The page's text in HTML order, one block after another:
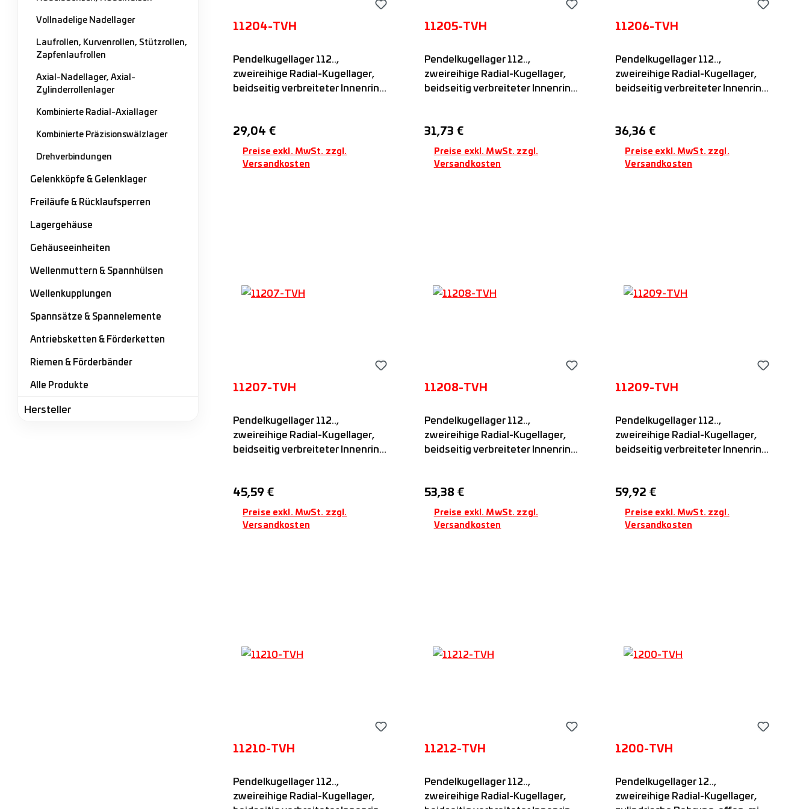
Vollnadelige Nadellager
Laufrollen, Kurvenrollen, Stützrollen,
Zapfenlaufrollen
Axial-Nadellager, Axial-
Zylinderrollenlager
Kombinierte Radial-Axiallager
Kombinierte Präzisionswälzlager
Drehverbindungen
Gelenkköpfe & Gelenklager
Freiläufe & Rücklaufsperren
Lagergehäuse
Gehäuseeinheiten
Wellenmuttern & Spannhülsen
Wellenkupplungen
Spannsätze & Spannelemente
Antriebsketten & Förderketten
Riemen & Förderbänder
Alle Produkte
Hersteller
11204-TVH
Pendelkugellager 112..,
zweireihige Radial-Kugellager,
beidseitig verbreiteter Innenring
axialer Richtung, offen, mit
Kunststoffkäfig, FAG
Regulärer Preis:
29,04 €
Preise exkl. MwSt. zzgl.
Versandkosten
11205-TVH
Pendelkugellager 112..,
zweireihige Radial-Kugellager,
beidseitig verbreiteter Innenring
axialer Richtung, offen, mit
Kunststoffkäfig, FAG
Regulärer Preis:
31,73 €
Preise exkl. MwSt. zzgl.
Versandkosten
11206-TVH
Pendelkugellager 112..,
zweireihige Radial-Kugellager,
beidseitig verbreiteter Innenring
axialer Richtung, offen, mit
Kunststoffkäfig, FAG
Regulärer Preis:
36,36 €
Preise exkl. MwSt. zzgl.
Versandkosten
11207-TVH
Pendelkugellager 112..,
zweireihige Radial-Kugellager,
beidseitig verbreiteter Innenring
axialer Richtung, offen, mit
Kunststoffkäfig, FAG
Regulärer Preis:
45,59 €
Preise exkl. MwSt. zzgl.
Versandkosten
11208-TVH
Pendelkugellager 112..,
zweireihige Radial-Kugellager,
beidseitig verbreiteter Innenring
axialer Richtung, offen, mit
Kunststoffkäfig, FAG
Regulärer Preis:
53,38 €
Preise exkl. MwSt. zzgl.
Versandkosten
11209-TVH
Pendelkugellager 112..,
zweireihige Radial-Kugellager,
beidseitig verbreiteter Innenring
axialer Richtung, offen, mit
Kunststoffkäfig, FAG
Regulärer Preis:
59,92 €
Preise exkl. MwSt. zzgl.
Versandkosten
11210-TVH
Pendelkugellager 112..,
zweireihige Radial-Kugellager,
11212-TVH
Pendelkugellager 112..,
zweireihige Radial-Kugellager,
1200-TVH
Pendelkugellager 12..,
zweireihige Radial-Kugellager,